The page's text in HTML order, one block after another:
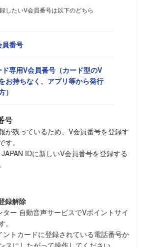
したいV会員番号は以下のどちら
員番号
専用V会員番号（カード型のV
お持ちなく、アプリ等から発行
）
号
が残っているため、V会員番号を登録す
。
IDに新しいV会員番号を登録する
録解除
ー 自動音声サービスでVポイントサイ
ントカードに登録されている電話番号か